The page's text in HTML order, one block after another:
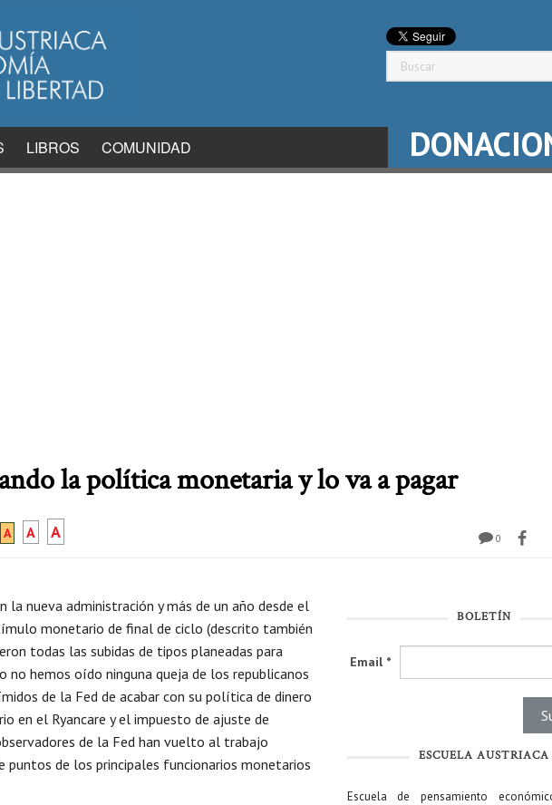
LIBROS COMUNIDAD
la política monetaria y lo va a pagar
A A A 0
la nueva administración y más de un año desde el
monetario de final de ciclo (descrito también
todas las subidas de tipos planeadas para
no hemos oído ninguna queja de los republicanos
de la Fed de acabar con su política de dinero
en el Ryancare y el impuesto de ajuste de
de la Fed han vuelto al trabajo
puntos de los principales funcionarios monetarios
BOLETÍN
Email *
ESCUELA AUSTRIACA
Escuela de pensamiento